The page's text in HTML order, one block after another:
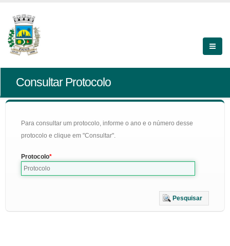
Consultar Protocolo
Para consultar um protocolo, informe o ano e o número desse
protocolo e clique em "Consultar".
Protocolo
Pesquisar